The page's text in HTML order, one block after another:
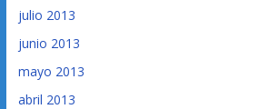
julio 2013
junio 2013
mayo 2013
abril 2013